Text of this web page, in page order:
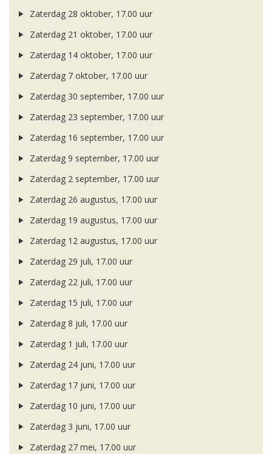
Zaterdag 28 oktober, 17.00 uur
Zaterdag 21 oktober, 17.00 uur
Zaterdag 14 oktober, 17.00 uur
Zaterdag 7 oktober, 17.00 uur
Zaterdag 30 september, 17.00 uur
Zaterdag 23 september, 17.00 uur
Zaterdag 16 september, 17.00 uur
Zaterdag 9 september, 17.00 uur
Zaterdag 2 september, 17.00 uur
Zaterdag 26 augustus, 17.00 uur
Zaterdag 19 augustus, 17.00 uur
Zaterdag 12 augustus, 17.00 uur
Zaterdag 29 juli, 17.00 uur
Zaterdag 22 juli, 17.00 uur
Zaterdag 15 juli, 17.00 uur
Zaterdag 8 juli, 17.00 uur
Zaterdag 1 juli, 17.00 uur
Zaterdag 24 juni, 17.00 uur
Zaterdag 17 juni, 17.00 uur
Zaterdag 10 juni, 17.00 uur
Zaterdag 3 juni, 17.00 uur
Zaterdag 27 mei, 17.00 uur